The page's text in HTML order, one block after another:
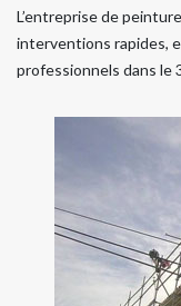
L’entreprise de
interventions rapides,
professionnels dans le